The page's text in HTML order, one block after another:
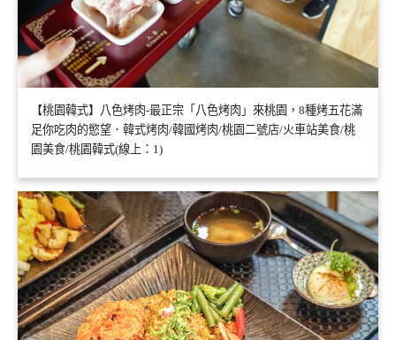
【桃園韓式】八色烤肉-最正宗「八色烤肉」來桃園，8種烤五花滿
足你吃肉的慾望．韓式烤肉/韓國烤肉/桃園二號店/火車站美食/桃
園美食/桃園韓式(線上：1)